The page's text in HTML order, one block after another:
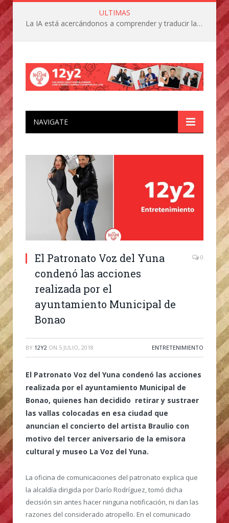
ULTIMAS
La IA está acercándonos a comprender y traducir las vocalizaciones y comportamientos de nuestras mascotas
NAVIGATE
El Patronato Voz del Yuna
condenó las acciones
realizada por el
ayuntamiento Municipal de
Bonao
0
BY 12Y2 ON 5 JULIO, 2018 ENTRETENIMIENTO
El Patronato Voz del Yuna condenó las acciones
realizada por el ayuntamiento Municipal de
Bonao, quienes han decidido retirar y sustraer
las vallas colocadas en esa ciudad que
anuncian el concierto del artista Braulio con
motivo del tercer aniversario de la emisora
cultural y museo La Voz del Yuna.
La oficina de comunicaciones del patronato explica que
la alcaldía dirigida por Darío Rodríguez, tomó dicha
decisión sin antes hacer ninguna notificación, ni dan las
razones del considerado atropello. En el comunicado